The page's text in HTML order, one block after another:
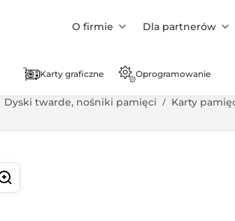
O firmie Dla partnerów
Karty graficzne Oprogramowanie
Dyski twarde, nośniki pamięci Karty